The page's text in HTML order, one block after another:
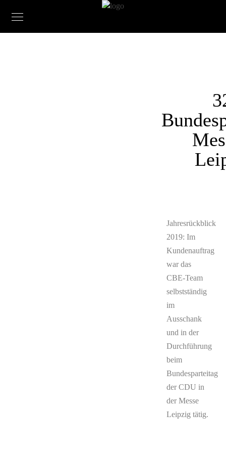
Jahresrückblick
2019: Im
Kundenauftrag
war das
CBE-Team
selbstständig
im
Ausschank
und in der
Durchführung
beim
Bundesparteitag
der CDU in
der Messe
Leipzig tätig.